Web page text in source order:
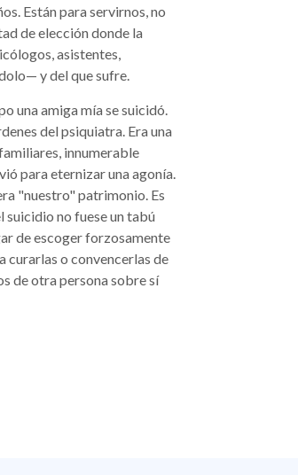
Están para servirnos, no
de elección donde la
asistentes,
y del que sufre.
una amiga mía se suicidó.
del psiquiatra. Era una
innumerable
para eternizar una agonía.
"nuestro" patrimonio. Es
suicidio no fuese un tabú
de escoger forzosamente
curarlas o convencerlas de
de otra persona sobre sí